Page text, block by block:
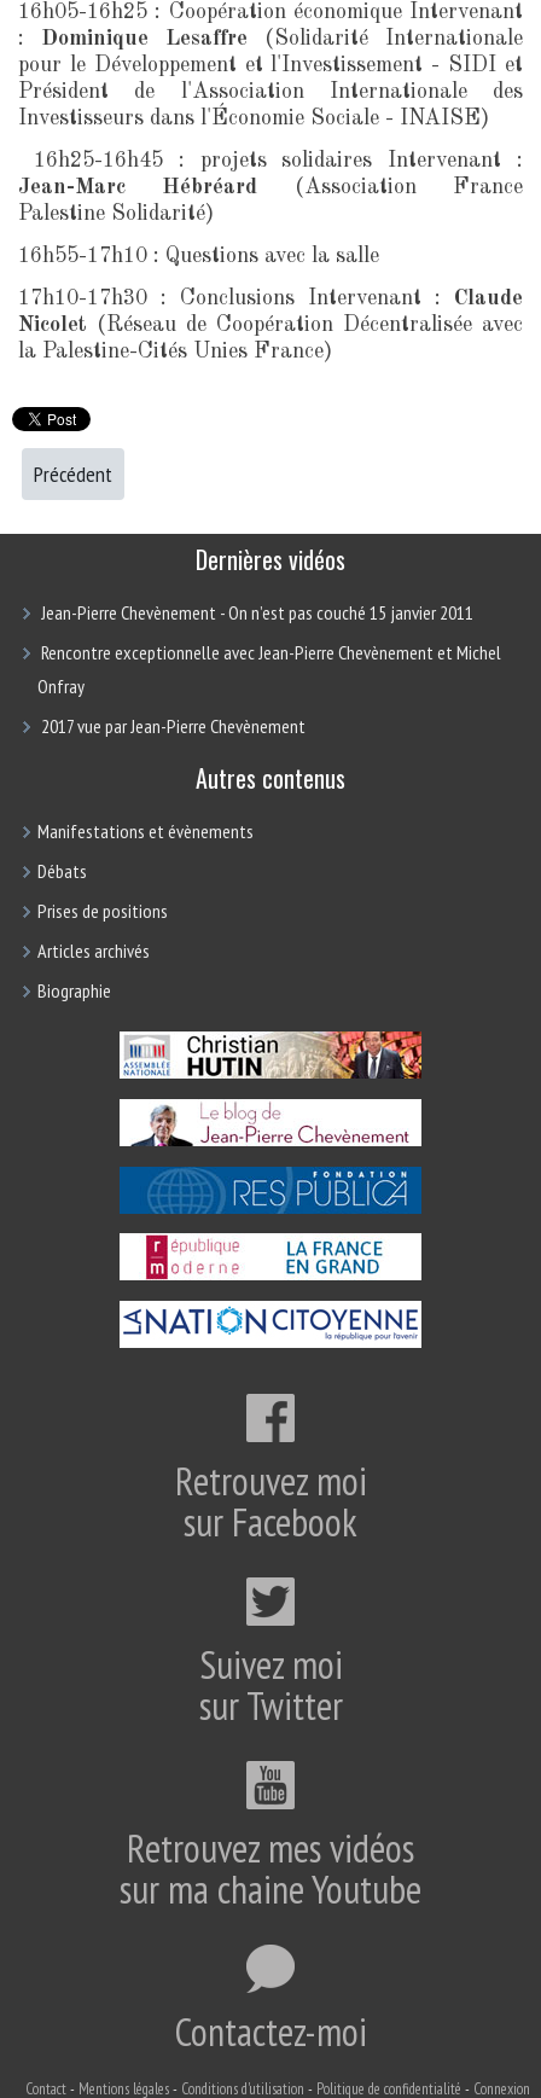
16h05-16h25 : Coopération économique Intervenant
: Dominique Lesaffre (Solidarité Internationale
pour le Développement et l'Investissement - SIDI et
Président de l'Association Internationale des
Investisseurs dans l'Économie Sociale - INAISE)
16h25-16h45 : projets solidaires Intervenant :
Jean-Marc Hébréard (Association France
Palestine Solidarité)
16h55-17h10 : Questions avec la salle
17h10-17h30 : Conclusions Intervenant : Claude
Nicolet (Réseau de Coopération Décentralisée avec
la Palestine-Cités Unies France)
Précédent
Dernières vidéos
Jean-Pierre Chevènement - On n’est pas couché 15 janvier 2011
Rencontre exceptionnelle avec Jean-Pierre Chevènement et Michel
Onfray
2017 vue par Jean-Pierre Chevènement
Autres contenus
Manifestations et évènements
Débats
Prises de positions
Articles archivés
Biographie
Retrouvez moi
sur Facebook
Suivez moi
sur Twitter
Retrouvez mes vidéos
sur ma chaine Youtube
Contactez-moi
Contact Mentions légales Conditions d'utilisation Politique de confidentialité Connexion